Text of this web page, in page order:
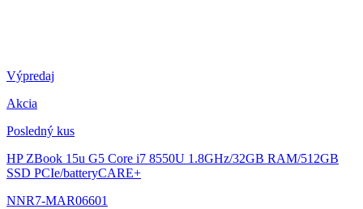
Výpredaj
Akcia
Posledný kus
HP ZBook 15u G5 Core i7 8550U 1.8GHz/32GB RAM/512GB
SSD PCIe/batteryCARE+
NNR7-MAR06601